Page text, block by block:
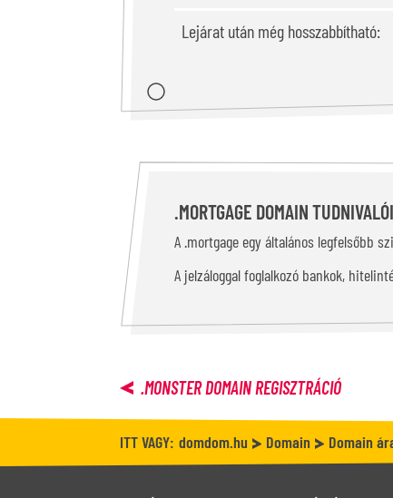
Lejárat után még hosszabbítható:
.MORTGAGE DOMAIN TUDNIVALÓI
A .mortgage egy általános legfelsőbb
A jelzáloggal foglalkozó bankok,
.MONSTERDOMAIN REGISZTRÁCIÓ
ITT VAGY: domdom.hu Domain Domain